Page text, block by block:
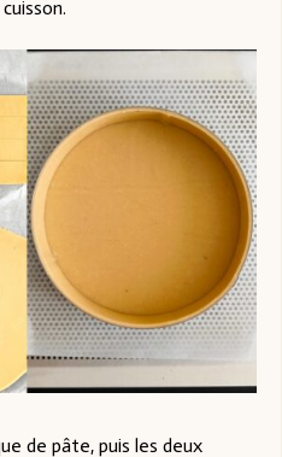
de pâte, puis les deux